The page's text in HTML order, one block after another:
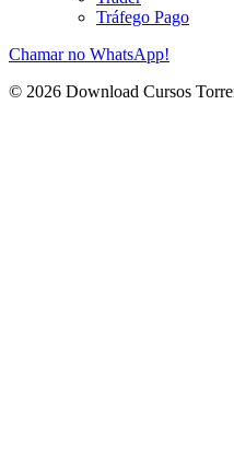
Tráfego Pago
Chamar no WhatsApp!
© 2026 Download Cursos